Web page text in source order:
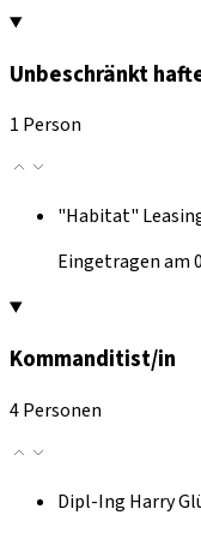
Unbeschränkt
1 Person
"Habitat"
Eingetragen am
Kommanditist/in
4 Personen
Dipl-Ing Harry